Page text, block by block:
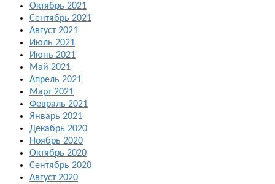
Октябрь 2021
Сентябрь 2021
Август 2021
Июль 2021
Июнь 2021
Май 2021
Апрель 2021
Март 2021
Февраль 2021
Январь 2021
Декабрь 2020
Ноябрь 2020
Октябрь 2020
Сентябрь 2020
Август 2020